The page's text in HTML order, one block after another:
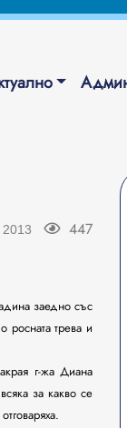
447
заедно със
трева и
г-жа Диана
за какво се